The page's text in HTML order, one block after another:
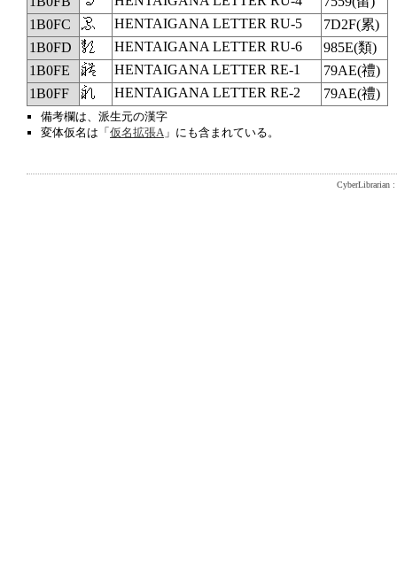
1B0FC
𛃼 HENTAIGANA LETTER RU-5
7D2F(累)
1B0FD
𛃽 HENTAIGANA LETTER RU-6
985E(類)
1B0FE
𛃾 HENTAIGANA LETTER RE-1
79AE(禮)
1B0FF
𛃿 HENTAIGANA LETTER RE-2 79AE(禮)
備考欄は、派生元の漢字
変体仮名は「仮名拡張A 」にも含まれている。
CyberLibrarian